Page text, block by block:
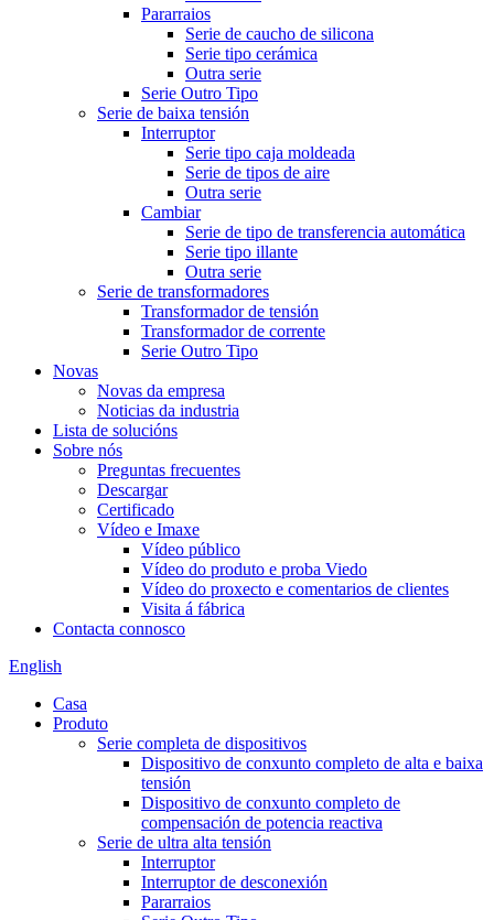
Pararraios
Serie de caucho de silicona
Serie tipo cerámica
Outra serie
Serie Outro Tipo
Serie de baixa tensión
Interruptor
Serie tipo caja moldeada
Serie de tipos de aire
Outra serie
Cambiar
Serie de tipo de transferencia automática
Serie tipo illante
Outra serie
Serie de transformadores
Transformador de tensión
Transformador de corrente
Serie Outro Tipo
Novas
Novas da empresa
Noticias da industria
Lista de solucións
Sobre nós
Preguntas frecuentes
Descargar
Certificado
Vídeo e Imaxe
Vídeo público
Vídeo do produto e proba Viedo
Vídeo do proxecto e comentarios de clientes
Visita á fábrica
Contacta connosco
English
Casa
Produto
Serie completa de dispositivos
Dispositivo de conxunto completo de alta e baixa
tensión
Dispositivo de conxunto completo de
compensación de potencia reactiva
Serie de ultra alta tensión
Interruptor
Interruptor de desconexión
Pararraios